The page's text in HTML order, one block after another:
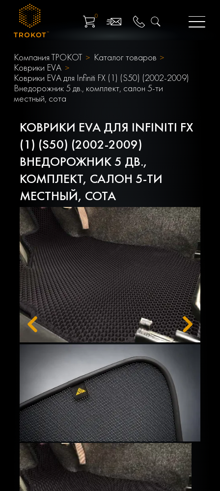
0
Компания ТРОКОТ
Каталог товаров
Коврики EVA
Коврики EVA для Infiniti FX (1) (S50) (2002-2009)
Внедорожник 5 дв., комплект, салон 5-ти
местный, сота
КОВРИКИ EVA ДЛЯ INFINITI FX
(1) (S50) (2002-2009)
ВНЕДОРОЖНИК 5 ДВ.,
КОМПЛЕКТ, САЛОН 5-ТИ
МЕСТНЫЙ, СОТА